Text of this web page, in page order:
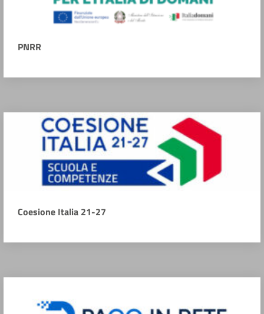
PNRR
Coesione Italia 21-27